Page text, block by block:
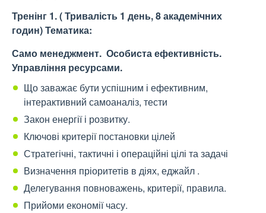
Тренінг 1. ( Тривалість 1 день, 8 академічних
годин)Тематика:
Само менеджмент. Особиста ефективність.
Управління ресурсами.
Що заважає бути успішним і ефективним,
інтерактивний самоаналіз, тести
Закон енергії і розвитку.
Ключові критерії постановки цілей
Стратегічні, тактичні і операційні цілі та задачі
Визначення пріоритетів в діях, еджайл .
Делегування повноважень, критерії, правила.
Прийоми економії часу.